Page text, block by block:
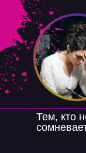
Тем, кто